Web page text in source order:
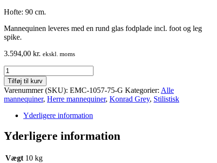
Hofte: 90 cm.
Mannequinen leveres med en rund glas fodplade incl. foot og leg
spike.
3.594,00 kr. ekskl. moms
Herre
mannequin
–
stilistisk
hoved
–
mannequinen
også
Tilføj til kurv
Varenummer (SKU): EMC-1057-75-G Kategorier: Alle
mannequiner, Herre mannequiner, Konrad Grey, Stilistisk
Yderligere information
Yderligere information
Vægt 10 kg